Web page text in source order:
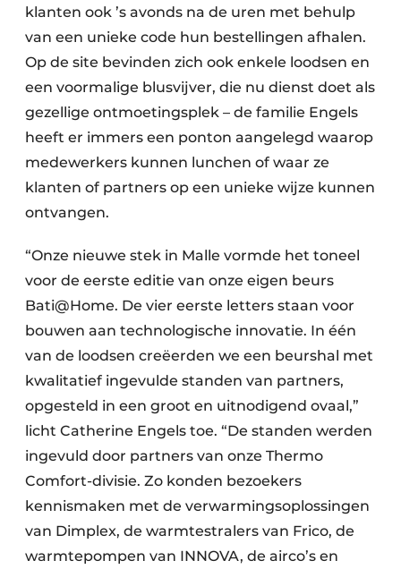
klanten ook ’s avonds na de uren met behulp
van een unieke code hun bestellingen afhalen.
Op de site bevinden zich ook enkele loodsen en
een voormalige blusvijver, die nu dienst doet als
gezellige ontmoetingsplek – de familie Engels
heeft er immers een ponton aangelegd waarop
medewerkers kunnen lunchen of waar ze
klanten of partners op een unieke wijze kunnen
ontvangen.
“Onze nieuwe stek in Malle vormde het toneel
voor de eerste editie van onze eigen beurs
Bati@Home. De vier eerste letters staan voor
bouwen aan technologische innovatie. In één
van de loodsen creëerden we een beurshal met
kwalitatief ingevulde standen van partners,
opgesteld in een groot en uitnodigend ovaal,”
licht Catherine Engels toe. “De standen werden
ingevuld door partners van onze Thermo
Comfort-divisie. Zo konden bezoekers
kennismaken met de verwarmingsoplossingen
van Dimplex, de warmtestralers van Frico, de
warmtepompen van INNOVA, de airco’s en